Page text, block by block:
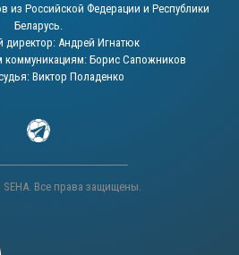
из Российской Федерации и Республики
Беларусь.
директор: Андрей Игнатюк
Борис Сапожников
Виктор Поладенко
Все права защищены.